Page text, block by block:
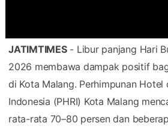
JATIMTIMES- Libur panjang Hari
2026 membawa dampak positif
di Kota Malang. Perhimpunan Hotel
Indonesia (PHRI) Kota Malang
rata-rata 70–80 persen dan